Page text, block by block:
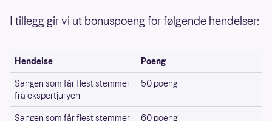
I tillegg gir vi ut bonuspoeng for følgende hendelser:
Hendelse
Poeng
Sangen som får flest stemmer
fra ekspertjuryen
50 poeng
Sangen som får flest stemmer
60 poeng